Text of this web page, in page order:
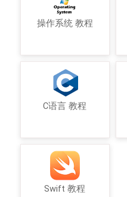
操作系统 教程
C语言 教程
Swift 教程